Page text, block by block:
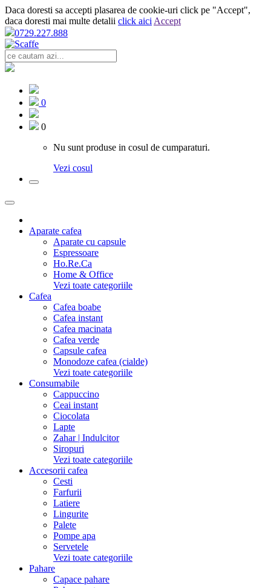
Daca doresti sa accepti plasarea de cookie-uri click pe "Accept",
daca doresti mai multe detalii click aici Accept
0729.227.888
0
0
Nu sunt produse in cosul de cumparaturi.
Vezi cosul
Aparate cafea
Aparate cu capsule
Espressoare
Ho.Re.Ca
Home & Office
Vezi toate categoriile
Cafea
Cafea boabe
Cafea instant
Cafea macinata
Cafea verde
Capsule cafea
Monodoze cafea (cialde)
Vezi toate categoriile
Consumabile
Cappuccino
Ceai instant
Ciocolata
Lapte
Zahar | Indulcitor
Siropuri
Vezi toate categoriile
Accesorii cafea
Cesti
Farfurii
Latiere
Lingurite
Palete
Pompe apa
Servetele
Vezi toate categoriile
Pahare
Capace pahare